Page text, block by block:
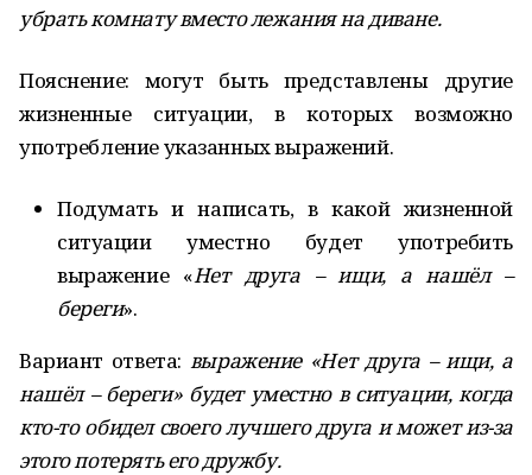
убрать комнату вместо лежания на диване.
Пояснение: могут быть представлены другие
жизненные ситуации, в которых возможно
употребление указанных выражений.
Подумать и написать, в какой жизненной
ситуации уместно будет употребить
выражение «Нет друга – ищи, а нашёл –
береги».
Вариант ответа: выражение «Нет друга – ищи, а
нашёл – береги» будет уместно в ситуации, когда
кто-то обидел своего лучшего друга и может из-за
этого потерять его дружбу.